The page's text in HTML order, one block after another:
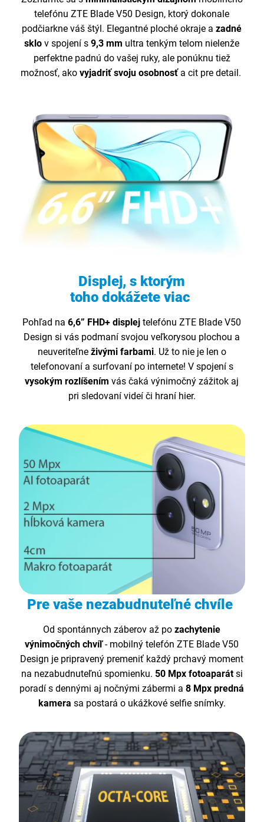
telefónu ZTE Blade V50 Design, ktorý dokonale
podčiarkne váš štýl. Elegantné ploché okraje azadné
sklo v spojení s9,3 mm ultra tenkým telom nielenže
perfektne padnú do vašej ruky, ale ponúknu tiež
možnosť, ako vyjadriť svoju osobnosťa cit pre detail.
Displej, s ktorým
toho dokážete viac
Pohľad na6,6” FHD+ displej telefónu ZTE Blade V50
Design si vás podmaní svojou veľkorysou plochou a
neuveriteľne živými farbami. Už to nie je len o
telefonovaní a surfovaní po internete! V spojení s
vysokým rozlíšením vás čaká výnimočný zážitok aj
pri sledovaní videí či hraní hier.
Pre vaše nezabudnuteľné chvíle
Od spontánnych záberov až pozachytenie
výnimočných chvíľ- mobilný telefón ZTE Blade V50
Design je pripravený premeniť každý prchavý moment
na nezabudnuteľnú spomienku. 50 Mpx fotoaparátsi
poradí s dennými aj nočnými zábermi a8 Mpx predná
kamera sa postará o ukážkové selfie snímky.